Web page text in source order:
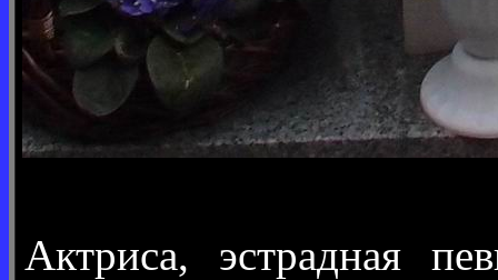
Актриса, эстрадная